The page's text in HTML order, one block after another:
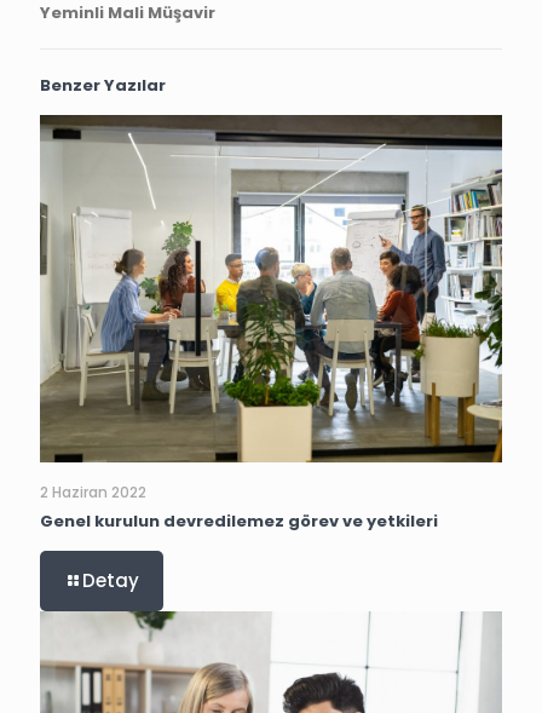
Yeminli Mali Müşavir
Benzer Yazılar
2 Haziran 2022
Genel kurulun devredilemez görev ve yetkileri
Detay